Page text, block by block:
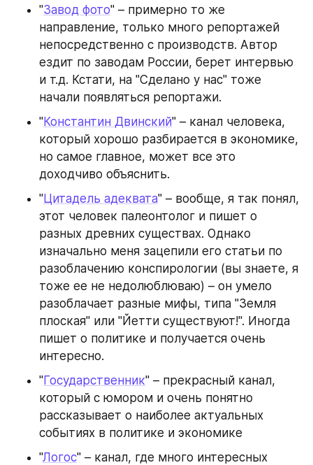
"Завод фото" – примерно то же
направление, только много репортажей
непосредственно с производств. Автор
ездит по заводам России, берет интервью
и т.д. Кстати, на "Сделано у нас" тоже
начали появляться репортажи.
"Константин Двинский" – канал человека,
который хорошо разбирается в экономике,
но самое главное, может все это
доходчиво объяснить.
"Цитадель адеквата" – вообще, я так понял,
этот человек палеонтолог и пишет о
разных древних существах. Однако
изначально меня зацепили его статьи по
разоблачению конспирологии (вы знаете, я
тоже ее не недолюблюваю) – он умело
разоблачает разные мифы, типа "Земля
плоская" или "Йетти существуют!". Иногда
пишет о политике и получается очень
интересно.
"Государственник" – прекрасный канал,
который с юмором и очень понятно
рассказывает о наиболее актуальных
событиях в политике и экономике
"Логос" – канал, где много интересных